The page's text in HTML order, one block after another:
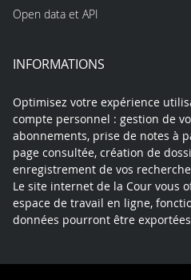
Open data et API
INFORMATIONS
Optimisez votre expérience
compte personnel : gestion de
abonnements, prise de notes à
page consultée, création de
enregistrement de vos
Le site internet de la Cour vous
espace de travail en ligne,
données pourront être